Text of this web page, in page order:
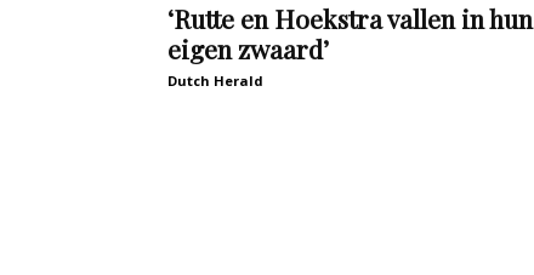
‘Rutte en Hoekstra vallen in hun
eigen zwaard’
Dutch Herald